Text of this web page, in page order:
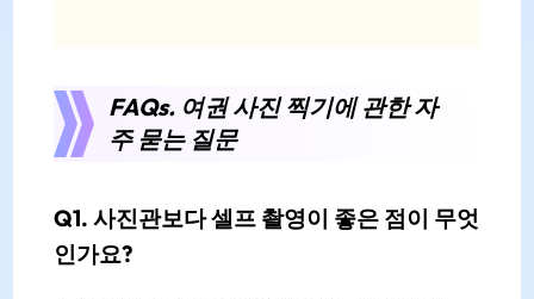
FAQs. 여권 사진 찍기에 관한 자
주 묻는 질문
Q1. 사진관보다 셀프 촬영이 좋은 점이 무엇
인가요?